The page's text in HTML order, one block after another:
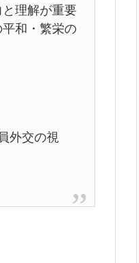
理解が重要
和・繁栄の